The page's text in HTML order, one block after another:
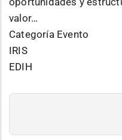
valor…
Categoría Evento
IRIS
EDIH